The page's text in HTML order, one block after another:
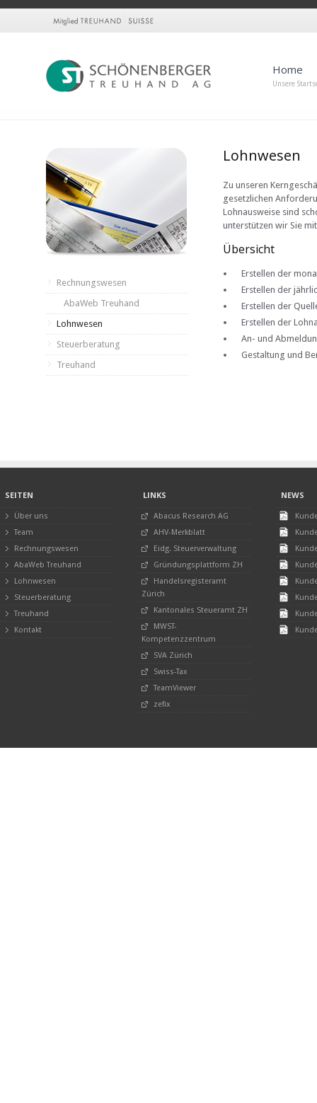
Home
Unsere
Rechnungswesen
AbaWeb Treuhand
Lohnwesen
Steuerberatung
Treuhand
Lohnwesen
Zu unseren
gesetzlichen
Lohnausweise sind
unterstützen wir Sie
Übersicht
Erstellen der
Erstellen der
Erstellen der
Erstellen der
An- und
Gestaltung und
SEITEN
Über uns
Team
Rechnungswesen
AbaWeb Treuhand
Lohnwesen
Steuerberatung
Treuhand
Kontakt
LINKS
Abacus Research AG
AHV-Merkblatt
Eidg. Steuerverwaltung
Gründungsplattform ZH
Handelsregisteramt
Zürich
Kantonales Steueramt ZH
MWST-
Kompetenzzentrum
SVA Zürich
Swiss-Tax
TeamViewer
zefix
NEWS